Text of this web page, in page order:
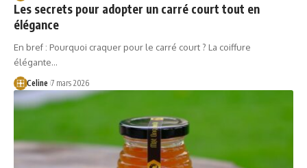
Les secrets pour adopter un carré court tout en
élégance
En bref : Pourquoi craquer pour le carré court ? La coiffure
élégante…
Celine 7 mars 2026